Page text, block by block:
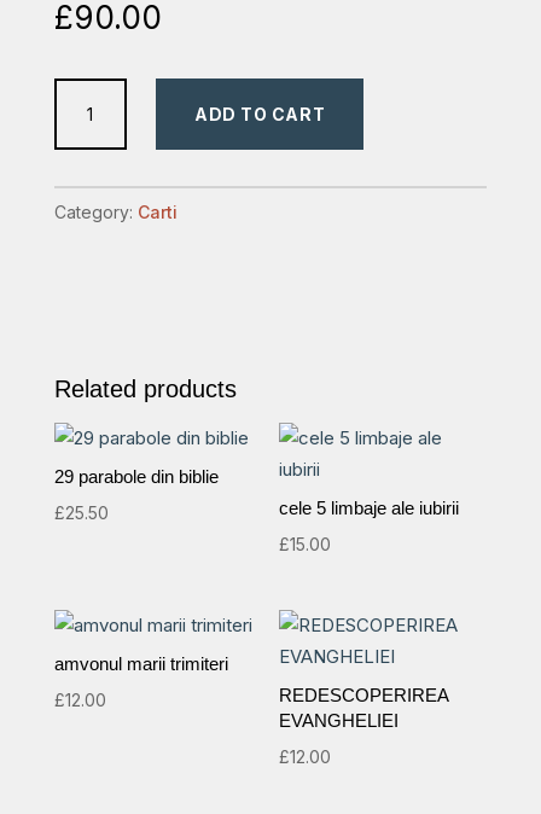
£90.00
3
volume
ADD TO CART
Category: Carti
Related products
29 parabole din biblie
£25.50
cele 5 limbaje ale iubirii
£15.00
amvonul marii trimiteri
£12.00
REDESCOPERIREA
EVANGHELIEI
£12.00